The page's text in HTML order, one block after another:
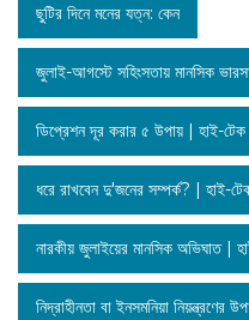
ছুটির দিনে মনের যত্ন: কেন
জুলাই-আগস্টে সহিংসতায় মানসিক
ডিপ্রেশন দূর করার ৫ উপায় | হাই-টেক
ধরে রাখবেন দু'জনের সম্পর্ক? | হাই-
নারকীয় জুলাইয়ের মানসিক অভিঘাত |
নিদ্রাহীনতা বা ইনসমনিয়া নিয়ন্ত্রণের